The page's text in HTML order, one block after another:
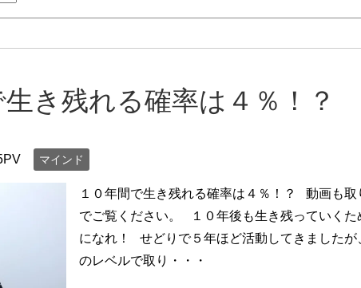
生き残れる確率は４％！？
マインド
１０年間で生き残れる確率は４％！？ 動画も取
でご覧ください。 １０年後も生き残っていくた
になれ！ せどりで５年ほど活動してきましたが
のレベルで取り・・・